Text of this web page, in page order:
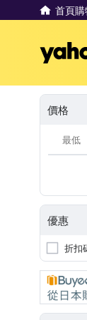
首頁
價格
優惠
折扣